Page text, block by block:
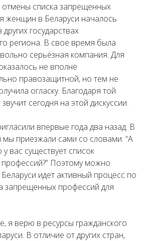
списка запрещенных
женщин в Беларуси началось
государствах
региона. В свое время была
серьёзная компания. Для
не вполне
правозащитной, но тем не
огласку. Благодаря той
сегодня на этой дискуссии.
впервые года два назад. В
мы приезжали сами со словами: “А
у вас существует список
Поэтому можно
Беларуси идет активный процесс по
запрещенных профессий для
я верю в ресурсы гражданского
В отличие от других стран,